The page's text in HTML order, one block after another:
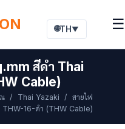
🌐TH ▼ ☰
สีดำ Thai
Cable)
/ Thai Yazaki / สายไฟ
THW-16-ดำ (THW Cable)